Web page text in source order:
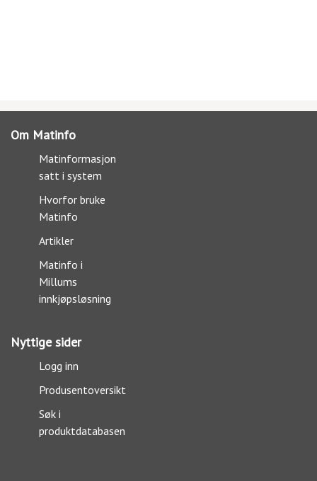
Om Matinfo
Matinformasjon
satt i system
Hvorfor bruke
Matinfo
Artikler
Matinfo i
Millums
innkjøpsløsning
Nyttige sider
Logg inn
Produsentoversikt
Søk i
produktdatabasen